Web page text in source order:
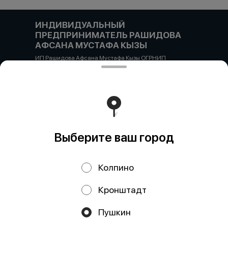
ИНДИВИДУАЛЬНЫЙ
ПРЕДПРИНИМАТЕЛЬ РАШИДОВА
АФСАНА МУСТАФА КЫЗЫ
ИП Рашидова Афсана Мустафа Кызы ОГРНИП
322784700051126 ИНН 781719784300 Российская
Работает на эффективном ядре
Политика конфиденциальности
Выберите ваш город
Колпино
Кронштадт
Пушкин